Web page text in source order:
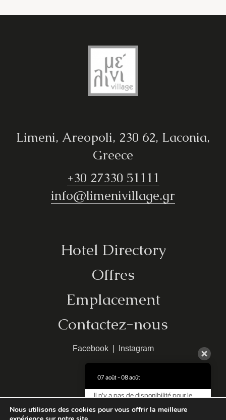
Limeni, Areopoli, 230 62, Laconia,
Greece
+30 27330 51111
info@limenivillage.gr
Hotel Directory
Offres
Emplacement
Contactez-nous
Facebook| Instagram
MHTE:1248Κ013Α0042000
Nous utilisons des cookies pour vous offrir la meilleure
07 août - 08 août
Il n'y a pas de disponibilité pour le
plus d'informations.